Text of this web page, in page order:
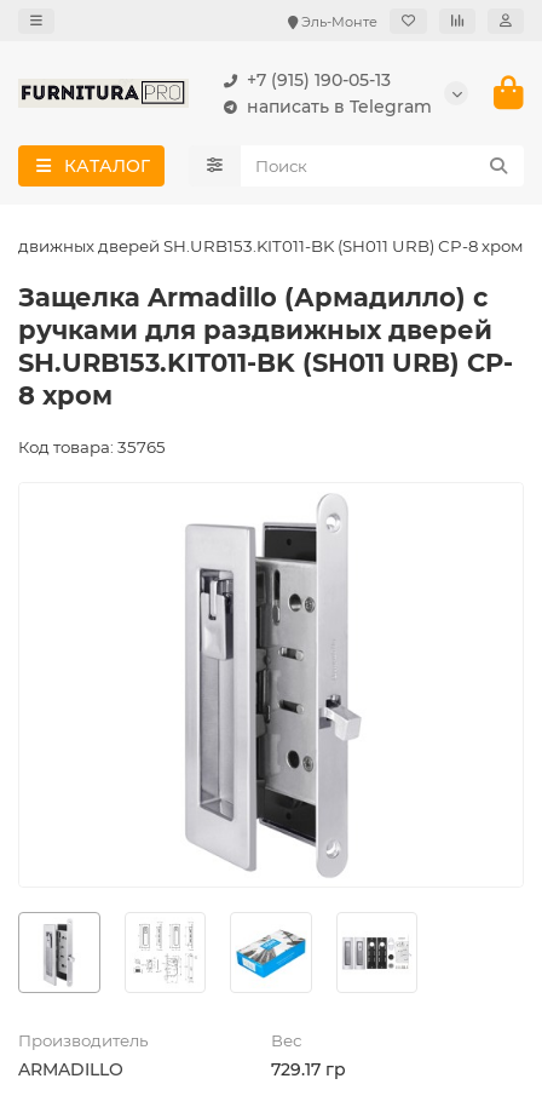
Эль-Монте
+7 (915) 190-05-13
написать в Telegram
КАТАЛОГ
дверей SH.URB153.KIT011-BK (SH011 URB) СP-8 хром
Защелка Armadillo (Армадилло) с
ручками для раздвижных дверей
SH.URB153.KIT011-BK (SH011 URB) СP-
8 хром
Код товара: 35765
Производитель
ARMADILLO
Вес
729.17 гр